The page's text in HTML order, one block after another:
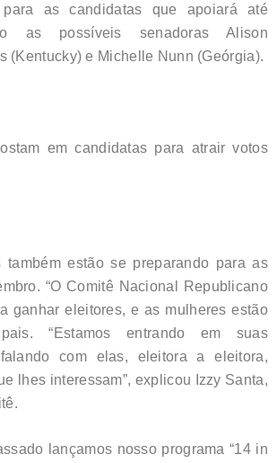
as candidatas que apoiará até
as possíveis senadoras Alison
(Kentucky) e Michelle Nunn (Geórgia).
em candidatas para atrair votos
também estão se preparando para as
“O Comitê Nacional Republicano
ganhar eleitores, e as mulheres estão
“Estamos entrando em suas
com elas, eleitora a eleitora,
lhes interessam”, explicou Izzy Santa,
lançamos nosso programa “14 in